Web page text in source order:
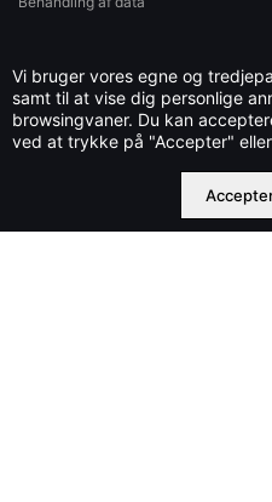
Stylecloud.dk ejes og drives af Che
©2023 stylecloud.dk | All rights
Vi bruger vores egne og
samt til at vise dig personlige
browsingvaner. Du kan
ved at trykke på "Accepter"